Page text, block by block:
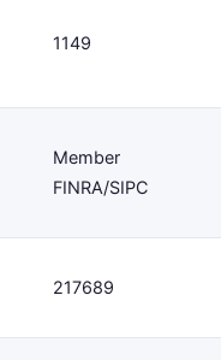
1149
Member
FINRA/SIPC
217689